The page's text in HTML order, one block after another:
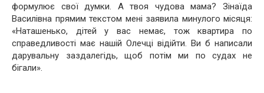
формулює свої думки. А твоя чудова мама? Зінаїда
Василівна прямим текстом мені заявила минулого місяця:
«Наташенько, дітей у вас немає, тож квартира по
справедливості має нашій Олечці відійти. Ви б написали
дарувальну заздалегідь, щоб потім ми по судах не
бігали».